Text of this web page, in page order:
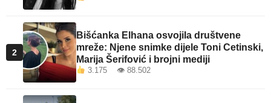
2
Bišćanka Elhana osvojila društvene
mreže: Njene snimke dijele Toni Cetinski,
Marija Šerifović i brojni mediji
3.175 👁 88.502